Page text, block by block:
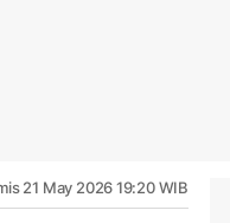
21 May 2026 19:20 WIB